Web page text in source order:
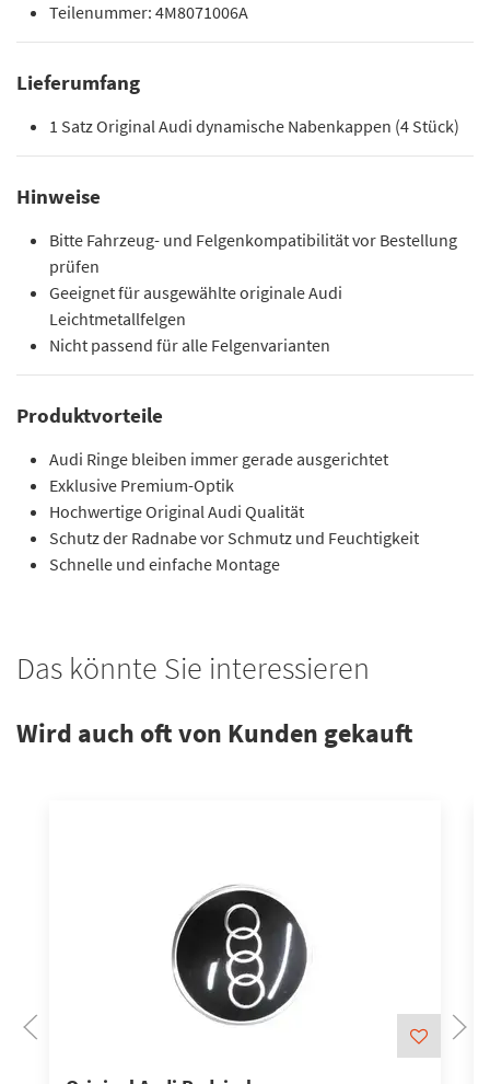
Teilenummer: 4M8071006A
Lieferumfang
1 Satz Original Audi dynamische Nabenkappen (4 Stück)
Hinweise
Bitte Fahrzeug- und Felgenkompatibilität vor Bestellung
prüfen
Geeignet für ausgewählte originale Audi
Leichtmetallfelgen
Nicht passend für alle Felgenvarianten
Produktvorteile
Audi Ringe bleiben immer gerade ausgerichtet
Exklusive Premium-Optik
Hochwertige Original Audi Qualität
Schutz der Radnabe vor Schmutz und Feuchtigkeit
Schnelle und einfache Montage
Das könnte Sie interessieren
Wird auch oft von Kunden gekauft